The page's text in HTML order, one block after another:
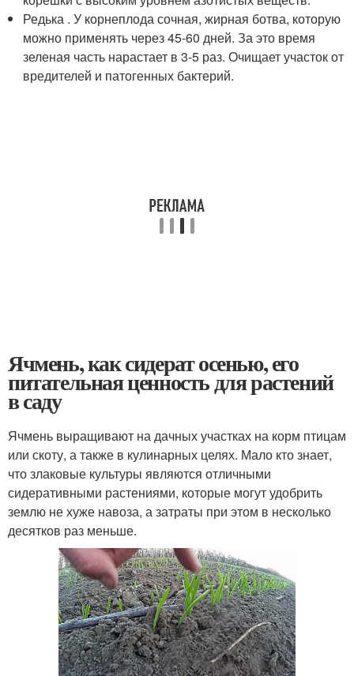
Редька . У корнеплода сочная, жирная ботва, которую
можно применять через 45-60 дней. За это время
зеленая часть нарастает в 3-5 раз. Очищает участок от
вредителей и патогенных бактерий.
Ячмень, как сидерат осенью, его
питательная ценность для растений
в саду
Ячмень выращивают на дачных участках на корм птицам
или скоту, а также в кулинарных целях. Мало кто знает,
что злаковые культуры являются отличными
сидеративными растениями, которые могут удобрить
землю не хуже навоза, а затраты при этом в несколько
десятков раз меньше.